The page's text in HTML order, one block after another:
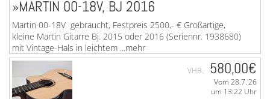
»MARTIN 00-18V, BJ 2016
Martin 00-18V gebraucht, Festpreis 2500,- € Großartige,
kleine Martin Gitarre Bj. 2015 oder 2016 (Seriennr. 1938680)
mit Vintage-Hals in leichtem ...mehr
VHB. 580,00€
Vom 28.7.'26
um 13:22 Uhr